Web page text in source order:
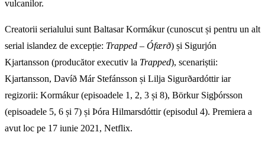
vulcanilor.
Creatorii serialului sunt Baltasar Kormákur (cunoscut și pentru un alt
serial islandez de excepție: Trapped – Ófærð) și Sigurjón
Kjartansson (producător executiv la Trapped), scenariștii:
Kjartansson, Davíð Már Stefánsson și Lilja Sigurðardóttir iar
regizorii: Kormákur (episoadele 1, 2, 3 și 8), Börkur Sigþórsson
(episoadele 5, 6 și 7) și Þóra Hilmarsdóttir (episodul 4). Premiera a
avut loc pe 17 iunie 2021, Netflix.